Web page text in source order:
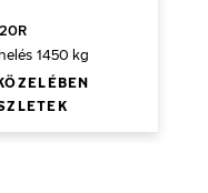
1450 kg